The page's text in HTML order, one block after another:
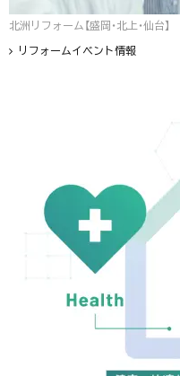
北洲リフォーム【盛岡・北上・仙台】
リフォームイベント情報